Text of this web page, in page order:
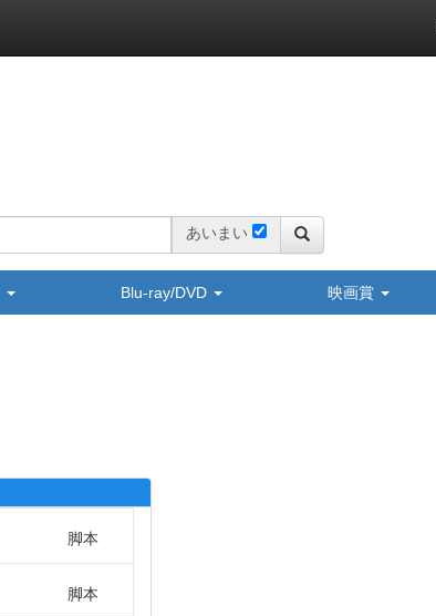
あいまい
Blu-ray/DVD 映画賞
脚本
脚本